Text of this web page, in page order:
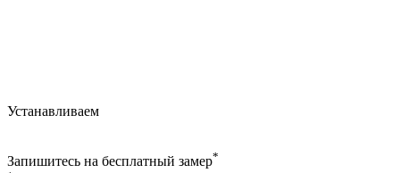
Устанавливаем
Запишитесь на бесплатный замер*